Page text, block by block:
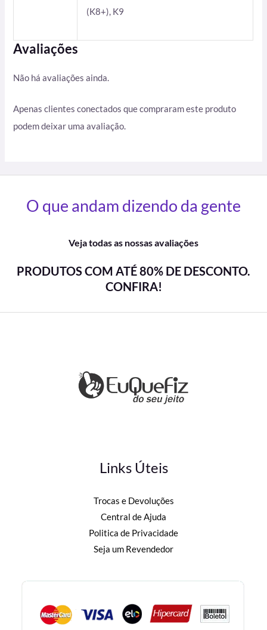
(K8+), K9
Avaliações
Não há avaliações ainda.
Apenas clientes conectados que compraram este produto
podem deixar uma avaliação.
O que andam dizendo da gente
Veja todas as nossas avaliações
PRODUTOS COM ATÉ 80% DE DESCONTO.
CONFIRA!
Links Úteis
Trocas e Devoluções
Central de Ajuda
Politica de Privacidade
Seja um Revendedor